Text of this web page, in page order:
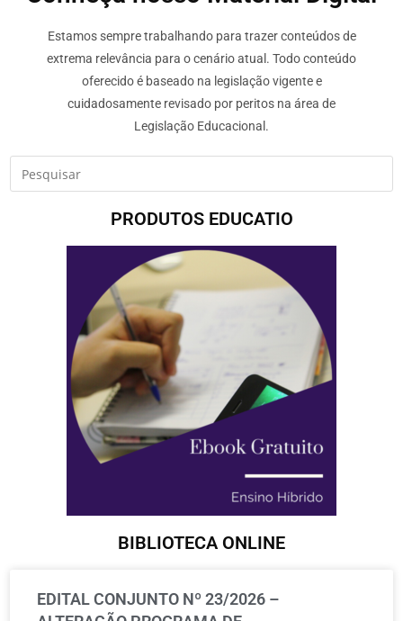
Estamos sempre trabalhando para trazer conteúdos de
extrema relevância para o cenário atual. Todo conteúdo
oferecido é baseado na legislação vigente e
cuidadosamente revisado por peritos na área de
Legislação Educacional.
PRODUTOS EDUCATIO
BIBLIOTECA ONLINE
EDITAL CONJUNTO Nº 23/2026 –